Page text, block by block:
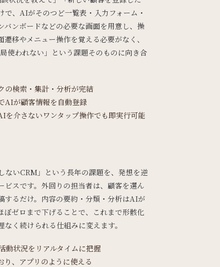
、AIがそのつど一覧表・入力フォーム・
バンボードなどの必要な画面を用意し、操
移やメニュー操作を覚える必要がなく、
使われない」という課題そのものに向き合
の検索・集計・分析が完結
AIが顧客情報を自動登録
を介さないワンタップ操作でも即実行可能
いCRM」という長年の課題を、発想を逆
ビスです。外回りの担当者は、顧客を選ん
するだけ。内容の要約・分類・分析はAIが
ぼゼロまで下げることで、これまで形骸化
く続けられる仕組みに変えます。
動状況をリアルタイムに把握
、アプリのように使える